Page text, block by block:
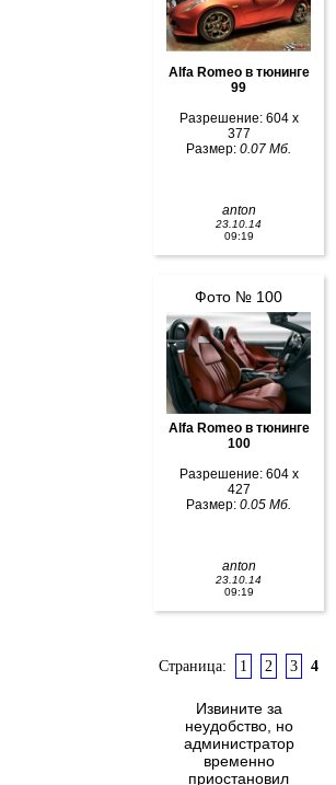
Alfa Romeo в тюнинге
99
Разрешение: 604 x
377
Размер: 0.07 Мб.
anton
23.10.14
09:19
Фото № 100
Alfa Romeo в тюнинге
100
Разрешение: 604 x
427
Размер: 0.05 Мб.
anton
23.10.14
09:19
Страница: 1 2 3 4
Извините за
неудобство, но
администратор
временно
приостановил